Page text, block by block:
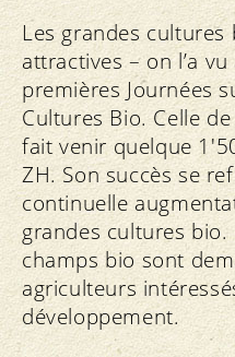
Les grandes
attractives – on l’a
premières Journées
Cultures Bio. Celle
fait venir quelque
ZH. Son succès se
continuelle
grandes cultures
champs bio sont
agriculteurs
développement.